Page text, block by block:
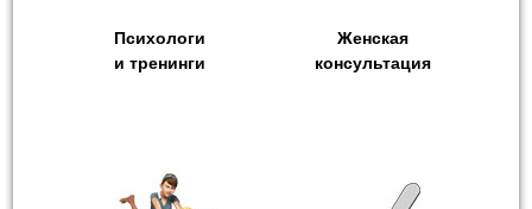
Психологи
и тренинги
Женская
консультация